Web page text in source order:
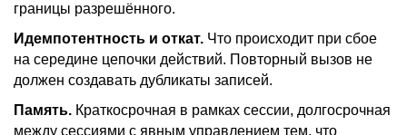
границы разрешённого.
Идемпотентность и откат. Что происходит при сбое
на середине цепочки действий. Повторный вызов не
должен создавать дубликаты записей.
Память. Краткосрочная в рамках сессии, долгосрочная
между сессиями с явным управлением тем, что